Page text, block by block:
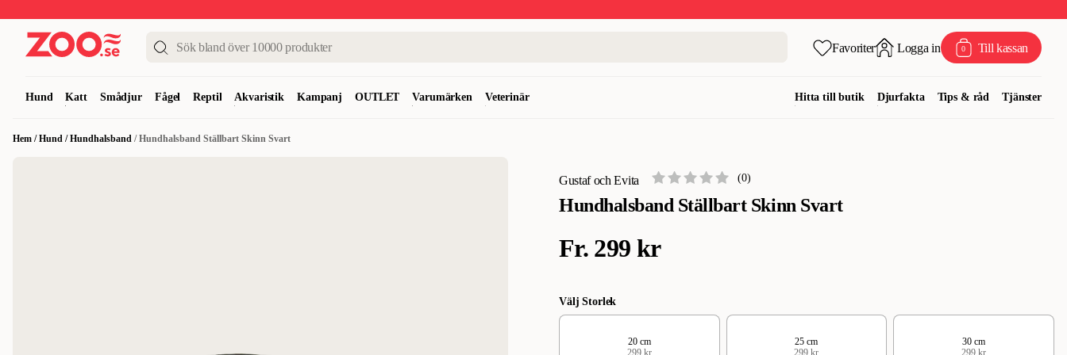
Favoriter Logga in 0 Till kassan
Hund Katt Smådjur Fågel Reptil Akvaristik Kampanj OUTLET Varumärken Veterinär Hitta till butik Djurfakta Tips & råd Tjänster
Hem /Hund /Hundhalsband /Hundhalsband Ställbart Skinn Svart
Gustaf och Evita
Hundhalsband Ställbart Skinn Svart
(0)
Fr. 299 kr
Välj Storlek
20 cm
299 kr
25 cm
299 kr
30 cm
299 kr